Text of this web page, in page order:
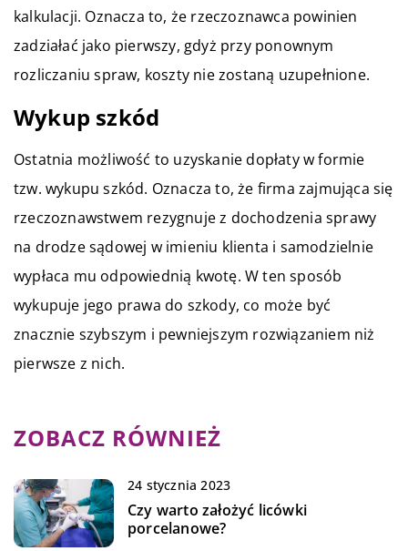
kalkulacji. Oznacza to, że rzeczoznawca powinien
zadziałać jako pierwszy, gdyż przy ponownym
rozliczaniu spraw, koszty nie zostaną uzupełnione.
Wykup szkód
Ostatnia możliwość to uzyskanie dopłaty w formie
tzw. wykupu szkód. Oznacza to, że firma zajmująca się
rzeczoznawstwem rezygnuje z dochodzenia sprawy
na drodze sądowej w imieniu klienta i samodzielnie
wypłaca mu odpowiednią kwotę. W ten sposób
wykupuje jego prawa do szkody, co może być
znacznie szybszym i pewniejszym rozwiązaniem niż
pierwsze z nich.
ZOBACZ RÓWNIEŻ
24 stycznia 2023
Czy warto założyć licówki
porcelanowe?